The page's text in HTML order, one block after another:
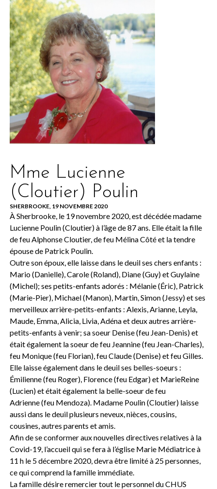
Mme Lucienne
(Cloutier) Poulin
SHERBROOKE, 19 NOVEMBRE 2020
À Sherbrooke, le 19 novembre 2020, est décédée madame
Lucienne Poulin (Cloutier) à l’âge de 87 ans. Elle était la fille
de feu Alphonse Cloutier, de feu Mélina Côté et la tendre
épouse de Patrick Poulin.
Outre son époux, elle laisse dans le deuil ses chers enfants :
Mario (Danielle), Carole (Roland), Diane (Guy) et Guylaine
(Michel); ses petits-enfants adorés : Mélanie (Éric), Patrick
(Marie-Pier), Michael (Manon), Martin, Simon (Jessy) et ses
merveilleux arrière-petits-enfants : Alexis, Arianne, Leyla,
Maude, Emma, Alicia, Livia, Adéna et deux autres arrière-
petits-enfants à venir; sa soeur Denise (feu Jean-Denis) et
était également la soeur de feu Jeannine (feu Jean-Charles),
feu Monique (feu Florian), feu Claude (Denise) et feu Gilles.
Elle laisse également dans le deuil ses belles-soeurs :
Émilienne (feu Roger), Florence (feu Edgar) et MarieReine
(Lucien) et était également la belle-soeur de feu
Adrienne (feu Mendoza). Madame Poulin (Cloutier) laisse
aussi dans le deuil plusieurs neveux, nièces, cousins,
cousines, autres parents et amis.
Afin de se conformer aux nouvelles directives relatives à la
Covid-19, l’accueil qui se fera à l’église Marie Médiatrice à
11 h le 5 décembre 2020, devra être limité à 25 personnes,
ce qui comprend la famille immédiate.
La famille désire remercier tout le personnel du CHUS